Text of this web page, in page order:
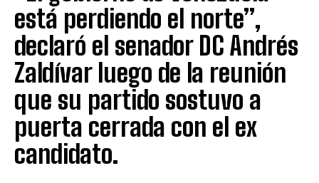
está perdiendo el norte”,
declaró el senador DC Andrés
Zaldívar luego de la reunión
que su partido sostuvo a
puerta cerrada con el ex
candidato.